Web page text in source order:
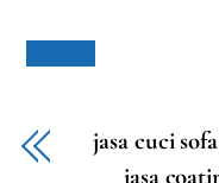
jasa cuci
jasa